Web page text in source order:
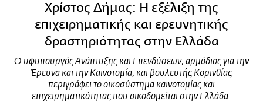
Χρίστος Δήμας: Η εξέλιξη της
επιχειρηματικής και ερευνητικής
δραστηριότητας στην Ελλάδα
Ο υφυπουργός Ανάπτυξης και Επενδύσεων, αρμόδιος για την
Έρευνα και την Καινοτομία, και βουλευτής Κορινθίας
περιγράφει το οικοσύστημα καινοτομίας και
επιχειρηματικότητας που οικοδομείται στην Ελλάδα.